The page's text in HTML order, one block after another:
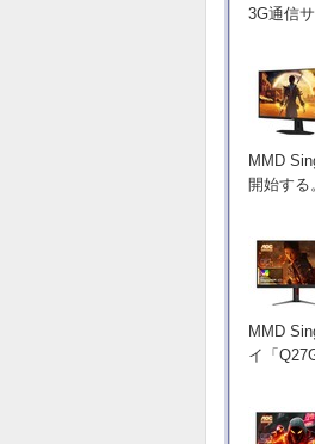
3G通信
MMD
開始する
MMD
イ「